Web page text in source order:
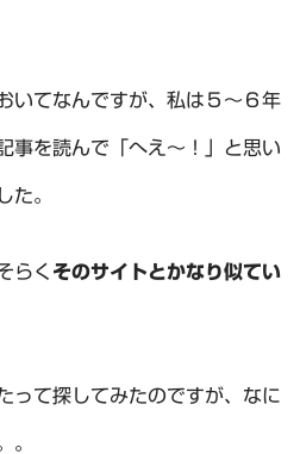
いてなんですが、私は５～６年
事を読んで「へえ～！」と思い
た。
らく そのサイトとかなり似てい
って探してみたのですが、なに
。